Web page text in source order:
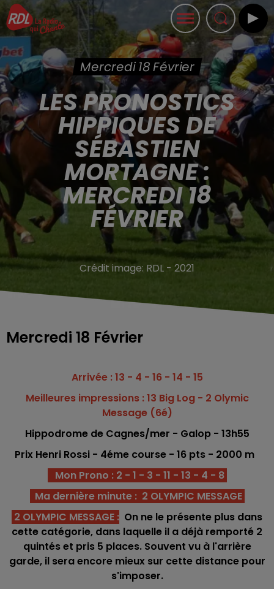
Mercredi 18 Février
LES PRONOSTICS
HIPPIQUES DE
SÉBASTIEN
MORTAGNE :
MERCREDI 18
FÉVRIER
Crédit image: RDL - 2021
Mercredi 18 Février
Arrivée : 13 - 4 - 16 - 14 - 15
Meilleures impressions : 13 Big Log - 2 Olymic
Message (6é)
Hippodrome de Cagnes/mer - Galop- 13h55
Prix Henri Rossi - 4éme course - 16 pts - 2000 m
Mon Prono : 2 - 1 - 3 - 11 - 13 - 4 - 8
Ma dernière minute : 2 OLYMPIC MESSAGE
2 OLYMPIC MESSAGE : On ne le présente plus dans
cette catégorie, dans laquelle il a déjà remporté 2
quintés et pris 5 places. Souvent vu à l'arrière
garde, il sera encore mieux sur cette distance pour
s'imposer.